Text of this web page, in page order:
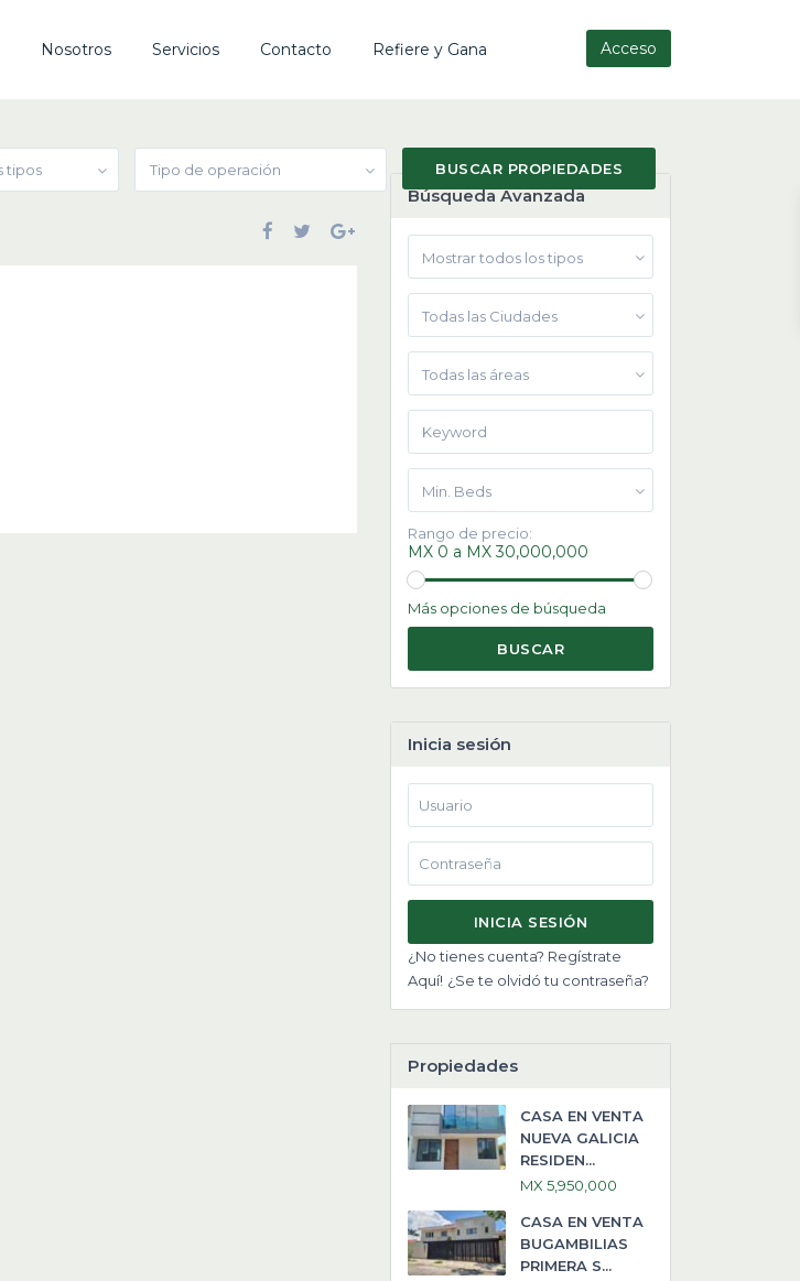
Acceso
Nosotros Servicios Contacto Refiere y Gana
tipos Tipo de operación
Búsqueda Avanzada
Mostrar todos los tipos
Todas las Ciudades
Todas las áreas
Min. Beds
Rango de precio:
MX 0 a MX 30,000,000
Más opciones de búsqueda
BUSCAR
Inicia sesión
INICIA SESIÓN
¿No tienes cuenta? Regístrate
Aquí! ¿Se te olvidó tu contraseña?
Propiedades
CASA EN VENTA
NUEVA GALICIA
RESIDEN...
MX 5,950,000
CASA EN VENTA
BUGAMBILIAS
PRIMERA S...